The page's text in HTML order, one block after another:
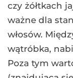
czy żółtkach
ważne dla
włosów.
wątróbka,
Poza tym